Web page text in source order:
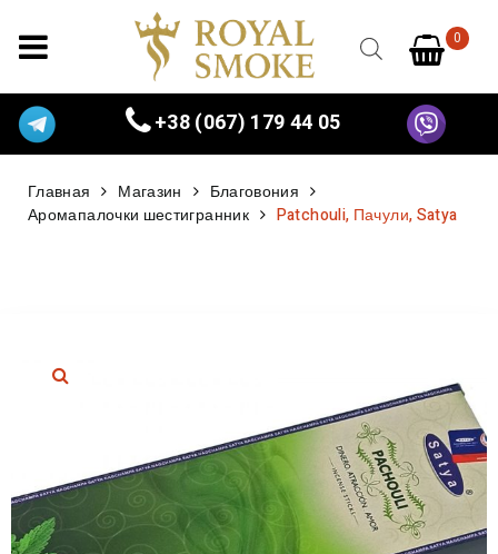
0
+38 (067) 179 44 05
Главная Магазин
Благовония
Аромапалочки шестигранник
Patchouli, Пачули, Satya